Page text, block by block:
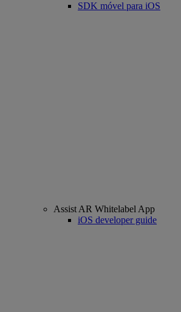
SDK móvel para iOS
Assist AR Whitelabel App
iOS developer guide